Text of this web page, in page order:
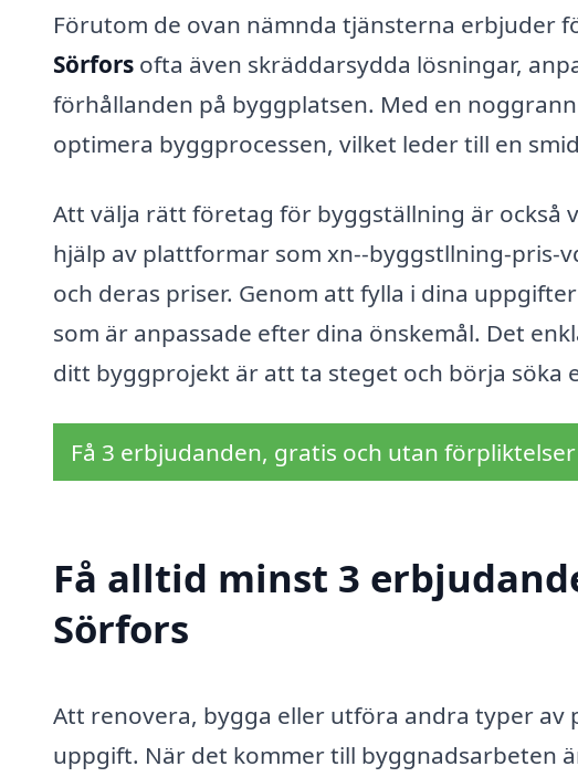
Förutom de ovan nämnda tjänsterna erbjuder
Sörfors ofta även skräddarsydda lösningar,
förhållanden på byggplatsen. Med en
optimera byggprocessen, vilket leder till en
Att välja rätt företag för byggställning är
hjälp av plattformar som xn--byggstllning-pris-
och deras priser. Genom att fylla i dina
som är anpassade efter dina önskemål. Det
ditt byggprojekt är att ta steget och börja söka
Få 3 erbjudanden, gratis och utan förpliktelser
Få alltid minst 3
Sörfors
Att renovera, bygga eller utföra andra typer av
uppgift. När det kommer till byggnadsarbeten